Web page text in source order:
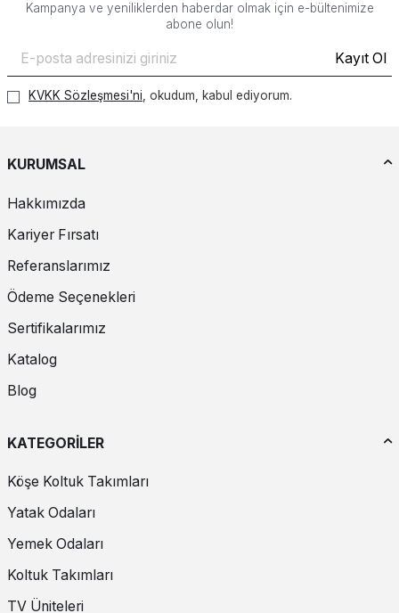
Kampanya ve yeniliklerden haberdar olmak için e-bültenimize
abone olun!
Kayıt Ol
KVKK Sözleşmesi'ni, okudum, kabul ediyorum.
KURUMSAL
Hakkımızda
Kariyer Fırsatı
Referanslarımız
Ödeme Seçenekleri
Sertifikalarımız
Katalog
Blog
KATEGORİLER
Köşe Koltuk Takımları
Yatak Odaları
Yemek Odaları
Koltuk Takımları
TV Üniteleri